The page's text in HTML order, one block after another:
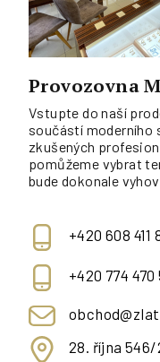
Provozovna
Vstupte do naší
součástí moderního
zkušených
pomůžeme vybrat
bude dokonale
+420 608 411
+420 774
28. října 546/